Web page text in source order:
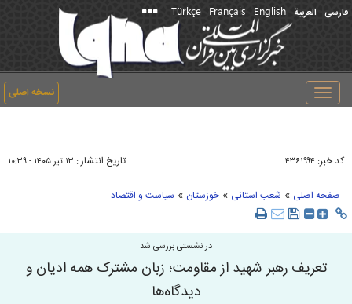
فارسی العربیة English
Français
Türkçe
نسخه اصلی
Toggle
navigation
کد خبر: ۴۳۶۱۹۹۴ تاریخ انتشار : ۱۳ تير ۱۴۰۵ - ۱۰:۳۹
صفحه اصلی » شعب استانی » خوزستان » سیاست و اقتصاد
در نشستی بررسی شد
تعریف رهبر شهید از مقاومت؛ زبان مشترک همه ادیان و
دیدگاه‌ها